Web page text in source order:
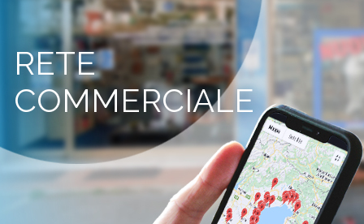
RETE
COMMERCIALE